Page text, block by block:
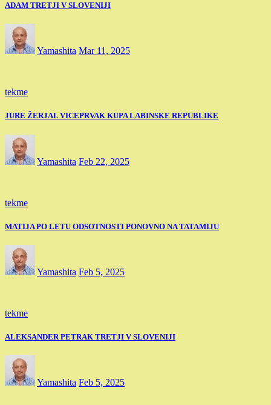
ADAM TRETJI V SLOVENIJI
Yamashita Mar 11, 2025
tekme
JURE ŽERJAL VICEPRVAK KUPA LABINSKE REPUBLIKE
Yamashita Feb 22, 2025
tekme
MATIJA PO LETU ODSOTNOSTI PONOVNO NA TATAMIJU
Yamashita Feb 5, 2025
tekme
ALEKSANDER PETRAK TRETJI V SLOVENIJI
Yamashita Feb 5, 2025